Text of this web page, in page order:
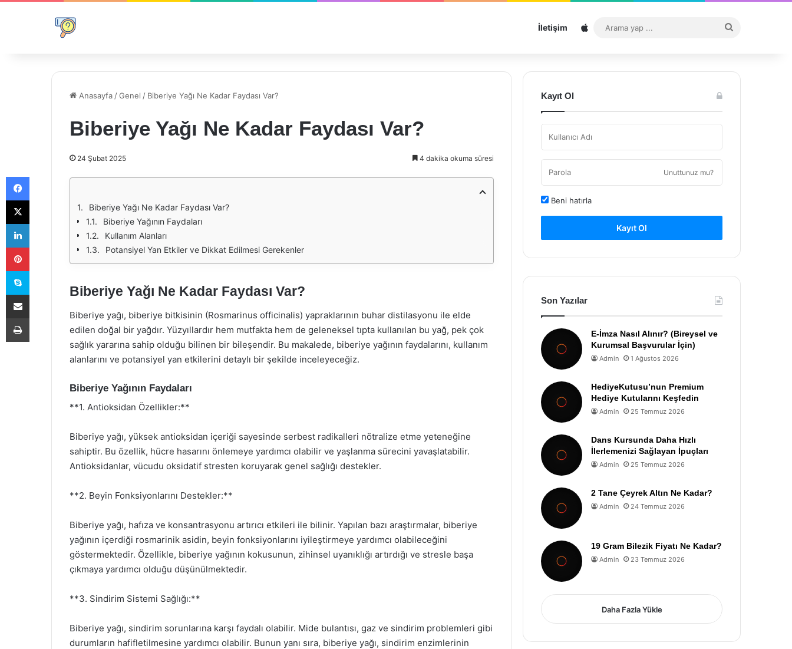
İletişim Sitemap
...
Anasayfa /Genel / Biberiye Yağı Ne Kadar Faydası Var?
Biberiye Yağı Ne Kadar Faydası Var?
24 Şubat 2025 4 dakika okuma süresi
Biberiye Yağı Ne Kadar Faydası Var?
Biberiye Yağının Faydaları
Kullanım Alanları
Potansiyel Yan Etkiler ve Dikkat Edilmesi Gerekenler
Biberiye Yağı Ne Kadar Faydası Var?
Biberiye yağı, biberiye bitkisinin (Rosmarinus officinalis) yapraklarının buhar distilasyonu ile elde
edilen doğal bir yağdır. Yüzyıllardır hem mutfakta hem de geleneksel tıpta kullanılan bu yağ, pek çok
sağlık yararına sahip olduğu bilinen bir bileşendir. Bu makalede, biberiye yağının faydalarını, kullanım
alanlarını ve potansiyel yan etkilerini detaylı bir şekilde inceleyeceğiz.
Biberiye Yağının Faydaları
**1. Antioksidan Özellikler:**
Biberiye yağı, yüksek antioksidan içeriği sayesinde serbest radikalleri nötralize etme yeteneğine
sahiptir. Bu özellik, hücre hasarını önlemeye yardımcı olabilir ve yaşlanma sürecini yavaşlatabilir.
Antioksidanlar, vücudu oksidatif stresten koruyarak genel sağlığı destekler.
**2. Beyin Fonksiyonlarını Destekler:**
Biberiye yağı, hafıza ve konsantrasyonu artırıcı etkileri ile bilinir. Yapılan bazı araştırmalar, biberiye
yağının içerdiği rosmarinik asidin, beyin fonksiyonlarını iyileştirmeye yardımcı olabileceğini
göstermektedir. Özellikle, biberiye yağının kokusunun, zihinsel uyanıklığı artırdığı ve stresle başa
çıkmaya yardımcı olduğu düşünülmektedir.
**3. Sindirim Sistemi Sağlığı:**
Biberiye yağı, sindirim sorunlarına karşı faydalı olabilir. Mide bulantısı, gaz ve sindirim problemleri gibi
durumların hafifletilmesine yardımcı olabilir. Bunun yanı sıra, biberiye yağı, sindirim enzimlerinin
Kayıt Ol
Unuttunuz mu?
Beni hatırla
Kayıt Ol
Son Yazılar
E-İmza Nasıl Alınır? (Bireysel ve
Kurumsal Başvurular İçin)
Admin 1 Ağustos 2026
HediyeKutusu’nun Premium
Hediye Kutularını Keşfedin
Admin 25 Temmuz 2026
Dans Kursunda Daha Hızlı
İlerlemenizi Sağlayan İpuçları
Admin 25 Temmuz 2026
2 Tane Çeyrek Altın Ne Kadar?
Admin 24 Temmuz 2026
19 Gram Bilezik Fiyatı Ne Kadar?
Admin 23 Temmuz 2026
Daha Fazla Yükle
Facebook
X
LinkedIn
Pinterest
Skype
E-Posta ile paylaş